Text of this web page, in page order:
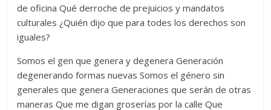
de oficina Qué derroche de prejuicios y mandatos
culturales ¿Quién dijo que para todes los derechos son
iguales?
Somos el gen que genera y degenera Generación
degenerando formas nuevas Somos el género sin
generales que genera Generaciones que serán de otras
maneras Que me digan groserías por la calle Que